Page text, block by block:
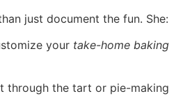
just document the fun. She:
your take-home baking
through the tart or pie-making